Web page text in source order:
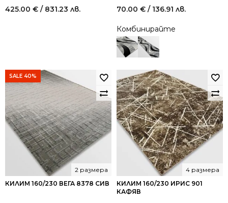
425.00 € / 831.23 лв. 70.00 € / 136.91 лв.
Комбинирайте
SALE 40%
КИЛИМ 160/230 ВЕГА 8378 СИВ
2 размера
КИЛИМ 160/230 ИРИС 901
КАФЯВ
4 размера